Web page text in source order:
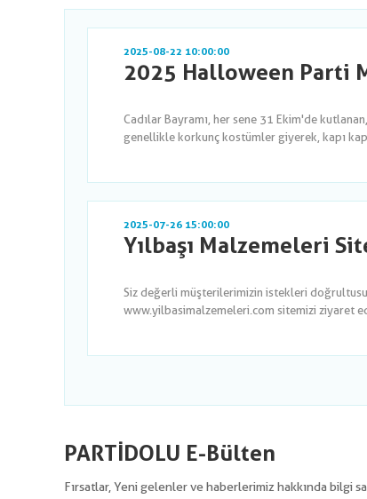
2025-08-22 10:00:00
2025 Halloween Parti
Cadılar Bayramı, her sene 31 Ekim'de
genellikle korkunç kostümler giyerek, kapı
2025-07-26 15:00:00
Yılbaşı Malzemeleri
Siz değerli müşterilerimizin istekleri
www.yilbasimalzemeleri.com sitemizi ziyaret
PARTİDOLU E-Bülten
Fırsatlar, Yeni gelenler ve haberlerimiz hakkında bilgi